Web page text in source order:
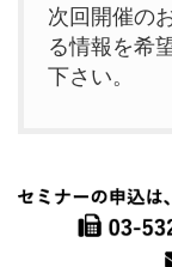
次回開催の
る情報を希
下さい。